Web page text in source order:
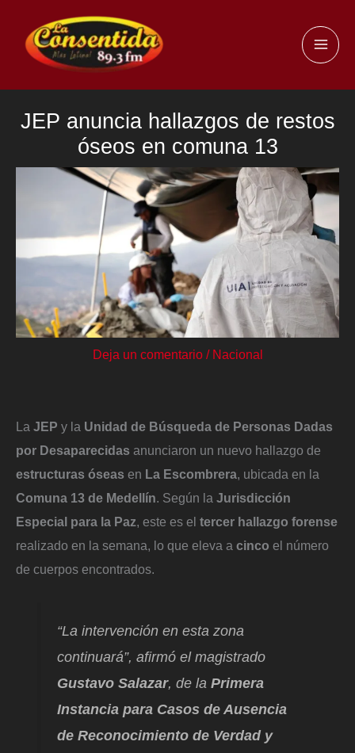
contenido
JEP anuncia hallazgos de restos
óseos en comuna 13
Deja un comentario / Nacional
La JEP y la Unidad de Búsqueda de Personas Dadas
por Desaparecidas anunciaron un nuevo hallazgo de
estructuras óseas en La Escombrera, ubicada en la
Comuna 13 de Medellín. Según la Jurisdicción
Especial para la Paz, este es el tercer hallazgo forense
realizado en la semana, lo que eleva a cinco el número
de cuerpos encontrados.
“La intervención en esta zona
continuará”, afirmó el magistrado
Gustavo Salazar, de laPrimera
Instancia para Casos de Ausencia
de Reconocimiento de Verdad y